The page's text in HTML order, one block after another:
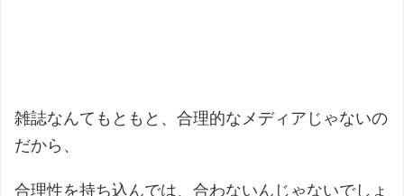
雑誌なんてもともと、合理的なメディアじゃないの
だから、
合理性を持ち込んでは、合わないんじゃないでしょ